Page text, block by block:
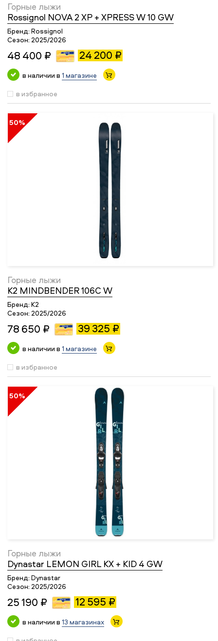
Горные лыжи
Rossignol NOVA 2 XP + XPRESS W 10 GW
Бренд: Rossignol
Сезон: 2025/2026
48 400 ₽ 24 200 ₽
в наличии в 1 магазине
в избранное
50%
Горные лыжи
K2 MINDBENDER 106C W
Бренд: K2
Сезон: 2025/2026
78 650 ₽ 39 325 ₽
в наличии в 1 магазине
в избранное
50%
Горные лыжи
Dynastar LEMON GIRL KX + KID 4 GW
Бренд: Dynastar
Сезон: 2025/2026
25 190 ₽ 12 595 ₽
в наличии в 13 магазинах